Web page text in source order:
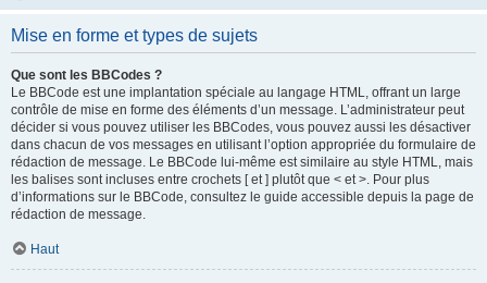
Mise en forme et types de sujets
Que sont les BBCodes ?
Le BBCode est une implantation spéciale au langage HTML, offrant un large
contrôle de mise en forme des éléments d’un message. L’administrateur peut
décider si vous pouvez utiliser les BBCodes, vous pouvez aussi les désactiver
dans chacun de vos messages en utilisant l’option appropriée du formulaire de
rédaction de message. Le BBCode lui-même est similaire au style HTML, mais
les balises sont incluses entre crochets [ et ] plutôt que < et >. Pour plus
d’informations sur le BBCode, consultez le guide accessible depuis la page de
rédaction de message.
Haut